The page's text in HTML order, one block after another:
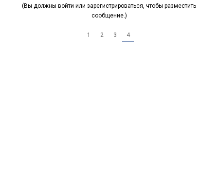
(Вы должны войти или зарегистрироваться, чтобы разместить
сообщение.)
1 2 3 4